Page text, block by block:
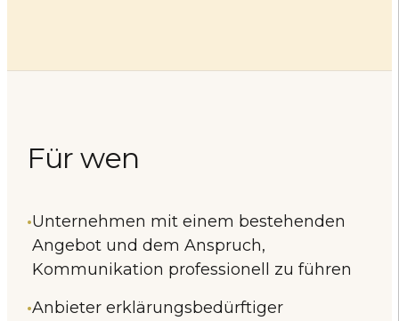
Fürwen
Unternehmen mit einem bestehenden
Angebot und dem Anspruch,
Kommunikation professionell zu führen
Anbieter erklärungsbedürftiger